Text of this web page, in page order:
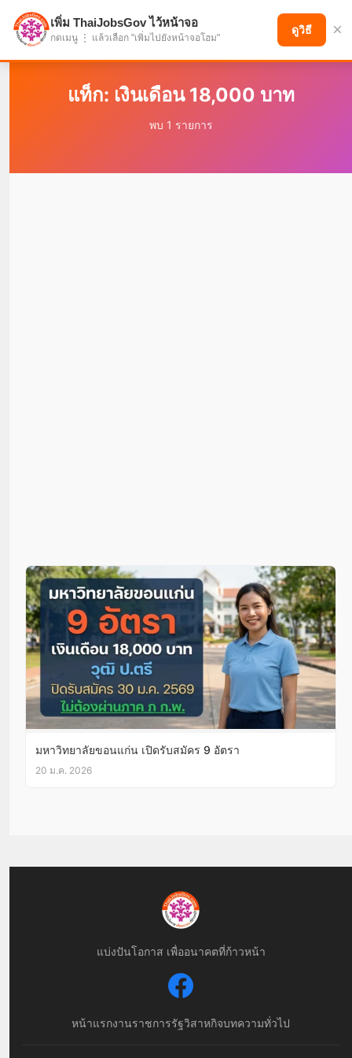
แบ่งปันโอกาส เพื่ออนาคตที่ก้าวหน้า
แท็ก: เงินเดือน 18,000 บาท
พบ 1 รายการ
มหาวิทยาลัยขอนแก่น เปิดรับสมัคร 9 อัตรา
20 ม.ค. 2026
แบ่งปันโอกาส เพื่ออนาคตที่ก้าวหน้า
หน้าแรกงานราชการรัฐวิสาหกิจบทความทั่วไป
เพิ่ม ThaiJobsGov ไว้หน้าจอ
กดเมนู ⋮ แล้วเลือก "เพิ่มไปยังหน้าจอโฮม"
ดูวิธี ×